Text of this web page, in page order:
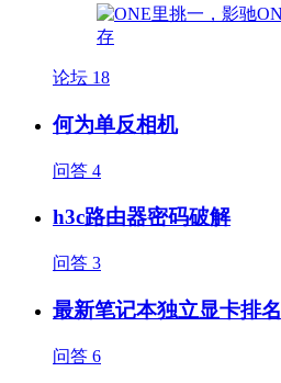
论坛 18
何为单反相机
问答 4
h3c路由器密码破解
问答 3
最新笔记本独立显卡排名
问答 6